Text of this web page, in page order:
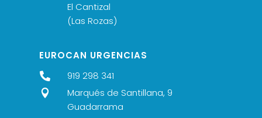
El Cantizal
(Las Rozas)
EUROCAN URGENCIAS
 919 298 341

Marqués de Santillana, 9
Guadarrama